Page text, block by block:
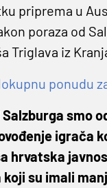
priprema u
poraza od
Triglava iz Kranja
ponudu
Salzburga smo
igrača
hrvatska
su imali